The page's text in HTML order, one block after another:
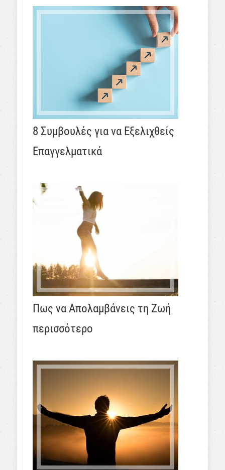
8 Συμβουλές για να Εξελιχθείς
Επαγγελματικά
Πως να Απολαμβάνεις τη Ζωή
περισσότερο